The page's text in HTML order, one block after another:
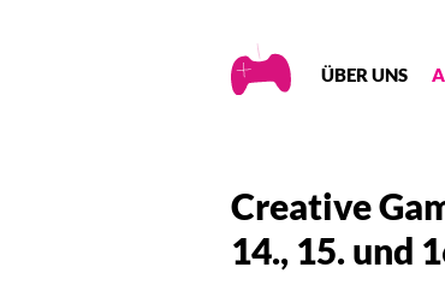
Creative
Gaming
ÜBER UNS
Creative
14., 15. und